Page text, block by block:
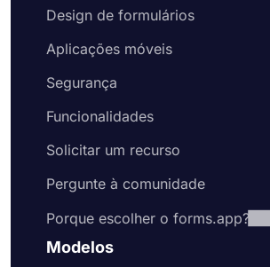
Design de formulários
Aplicações móveis
Segurança
Funcionalidades
Solicitar um recurso
Pergunte à comunidade
Porque escolher o forms.app?
Modelos